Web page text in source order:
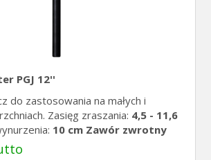
PGJ 12''
do zastosowania na małych i
Zasięg zraszania: 4,5 - 11,6
10 cm Zawór zwrotny